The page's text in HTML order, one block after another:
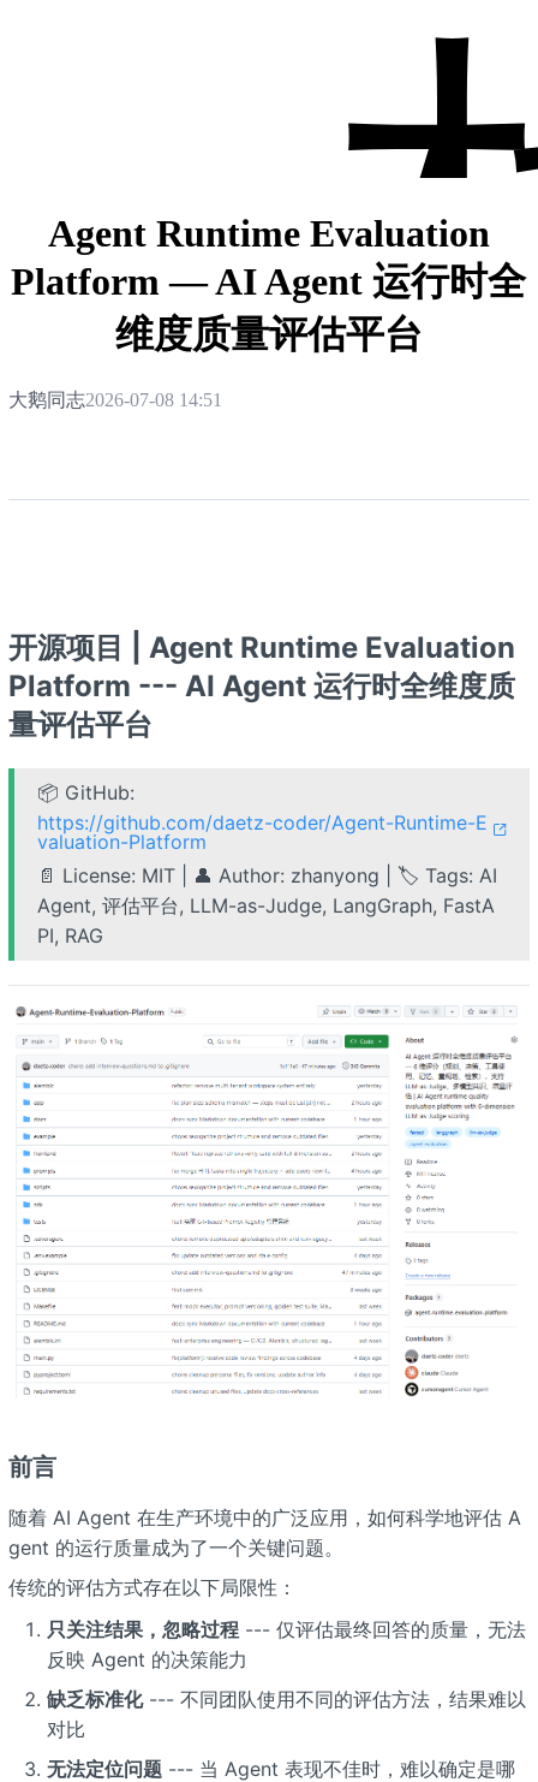
Agent Runtime Evaluation
Platform — AI Agent 运行时全
维度质量评估平台
大鹅同志2026-07-08 14:51
开源项目 | Agent Runtime Evaluation
Platform --- AI Agent 运行时全维度质
量评估平台
📦 GitHub:
https://github.com/daetz-coder/Agent-Runtime-E
valuation-Platform
📄 License: MIT | 👤 Author: zhanyong | 🏷️ Tags: AI
Agent, 评估平台, LLM-as-Judge, LangGraph, FastA
PI, RAG
前言
随着 AI Agent 在生产环境中的广泛应用，如何科学地评估 A
gent 的运行质量成为了一个关键问题。
传统的评估方式存在以下局限性：
只关注结果，忽略过程--- 仅评估最终回答的质量，无法
反映 Agent 的决策能力
缺乏标准化--- 不同团队使用不同的评估方法，结果难以
对比
无法定位问题--- 当 Agent 表现不佳时，难以确定是哪